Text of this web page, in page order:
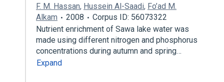
F. M. Hassan, Hussein Al-Saadi, Fo’ad M.
Alkam
2008
Corpus ID: 56073322
Nutrient enrichment of Sawa lake water was
made using different nitrogen and phosphorus
concentrations during autumn and spring…
Expand